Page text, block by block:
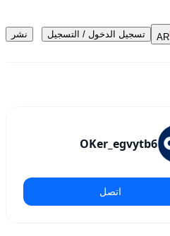
AR تسجيل الدخول / التسجيل نشر
OKer_egvytb6
اتصل